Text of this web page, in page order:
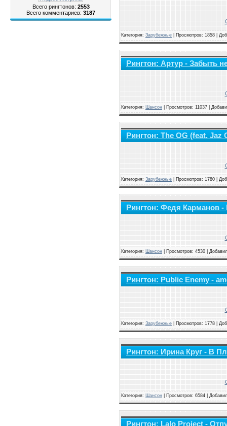
Всего рингтонов: 2553
Всего комментариев: 3187
Категория: Зарубежные Просмотров: 1858 |
Рингтон: Артур - Забыть
Категория: Шансон Просмотров: 11037 |
Рингтон: The OG (feat.
Категория: Зарубежные Просмотров: 1780 |
Рингтон: Федя Карманов
Категория: Шансон Просмотров: 4530 |
Рингтон: Public Enemy -
Категория: Зарубежные Просмотров: 1778 |
Рингтон: Ирина Круг - В
Категория: Шансон Просмотров: 6584 |
Рингтон: Lalo Project -